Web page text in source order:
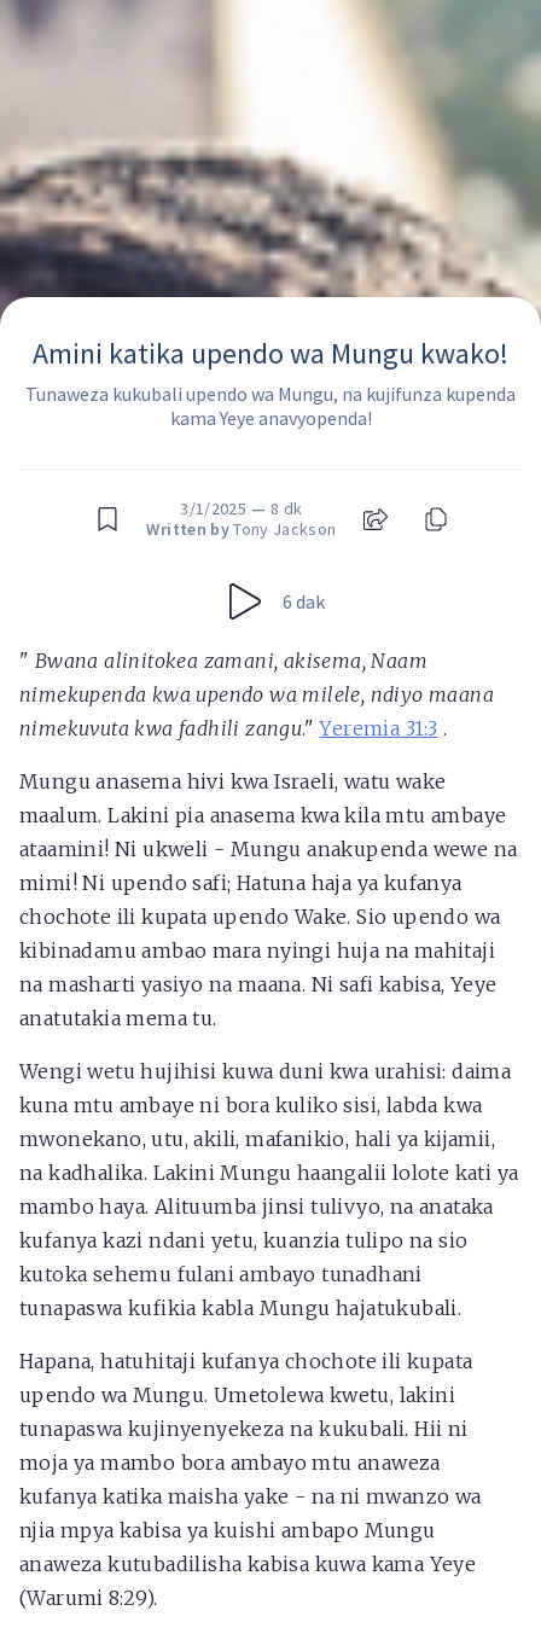
Amini katika upendo wa Mungu kwako!
Tunaweza kukubali upendo wa Mungu, na kujifunza kupenda
kama Yeye anavyopenda!
3/1/2025 — 8 dk
Written byTony Jackson
6 dak
" Bwana alinitokea zamani, akisema, Naam
nimekupenda kwa upendo wa milele, ndiyo maana
nimekuvuta kwa fadhili zangu."Yeremia 31:3 .
Mungu anasema hivi kwa Israeli, watu wake
maalum. Lakini pia anasema kwa kila mtu ambaye
ataamini! Ni ukweli - Mungu anakupenda wewe na
mimi! Ni upendo safi; Hatuna haja ya kufanya
chochote ili kupata upendo Wake. Sio upendo wa
kibinadamu ambao mara nyingi huja na mahitaji
na masharti yasiyo na maana. Ni safi kabisa, Yeye
anatutakia mema tu.
Wengi wetu hujihisi kuwa duni kwa urahisi: daima
kuna mtu ambaye ni bora kuliko sisi, labda kwa
mwonekano, utu, akili, mafanikio, hali ya kijamii,
na kadhalika. Lakini Mungu haangalii lolote kati ya
mambo haya. Alituumba jinsi tulivyo, na anataka
kufanya kazi ndani yetu, kuanzia tulipo na sio
kutoka sehemu fulani ambayo tunadhani
tunapaswa kufikia kabla Mungu hajatukubali.
Hapana, hatuhitaji kufanya chochote ili kupata
upendo wa Mungu. Umetolewa kwetu, lakini
tunapaswa kujinyenyekeza na kukubali. Hii ni
moja ya mambo bora ambayo mtu anaweza
kufanya katika maisha yake - na ni mwanzo wa
njia mpya kabisa ya kuishi ambapo Mungu
anaweza kutubadilisha kabisa kuwa kama Yeye
(Warumi 8:29).